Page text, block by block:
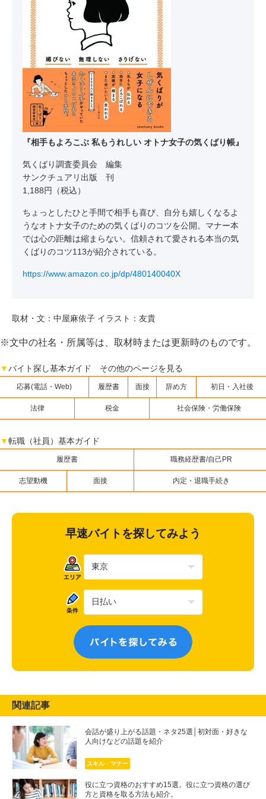
『相手もよろこぶ 私もうれしい オトナ女子の気くばり帳』
気くばり調査委員会 編集
サンクチュアリ出版 刊
1,188円（税込）
ちょっとしたひと手間で相手も喜び、自分も嬉しくなるよ
うなオトナ女子のための気くばりのコツを公開。マナー本
では心の距離は縮まらない。信頼されて愛される本当の気
くばりのコツ113が紹介されている。
https://www.amazon.co.jp/dp/480140040X
取材・文：中屋麻依子 イラスト：友貴
※文中の社名・所属等は、取材時または更新時のものです。
▼バイト探し基本ガイド その他のページを見る
応募(電話・Web) 履歴書 面接 辞め方 初日・入社後
法律 税金 社会保険・労働保険
▼転職（社員）基本ガイド
履歴書 職務経歴書/自己PR
志望動機 面接 内定・退職手続き
早速バイトを探してみよう
関連記事
会話が盛り上がる話題・ネタ25選│初対面・好きな
人向けなどの話題を紹介
スキル・マナー
役に立つ資格のおすすめ15選。役に立つ資格の選び
方と資格を取る方法も紹介。